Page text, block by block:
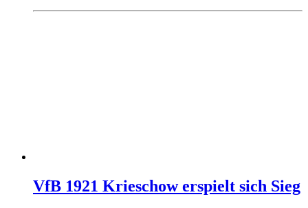
VfB 1921 Krieschow erspielt sich Sieg